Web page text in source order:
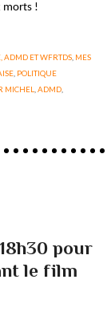
morts !
ADMD ET WFRTDS, MES
POLITIQUE
MICHEL ,ADMD
pour
le film